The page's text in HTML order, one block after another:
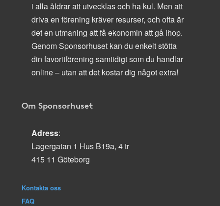
i alla åldrar att utvecklas och ha kul. Men att
driva en förening kräver resurser, och ofta är
det en utmaning att få ekonomin att gå ihop.
Genom Sponsorhuset kan du enkelt stötta
din favoritförening samtidigt som du handlar
online – utan att det kostar dig något extra!
Om Sponsorhuset
Adress:
Lagergatan 1 Hus B19a, 4 tr
415 11 Göteborg
Kontakta oss
FAQ